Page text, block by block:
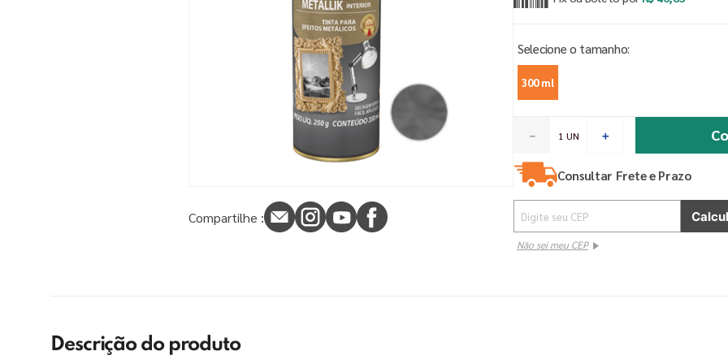
Compartilhe :
300 ml
＋
－
Consultar Frete e Prazo
Não sei meu CEP
Descrição do produto